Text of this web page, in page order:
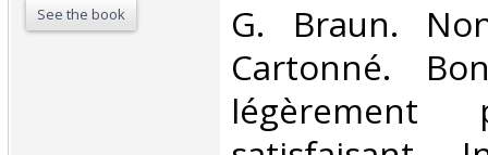
See the book
‎G. Braun.
Cartonné.
légèrement